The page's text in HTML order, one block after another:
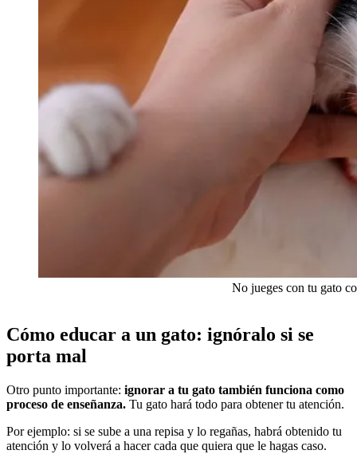
No jueges con tu gato
Cómo educar a un gato: ignóralo si se
porta mal
Otro punto importante: ignorar a tu gato también funciona como
proceso de enseñanza. Tu gato hará todo para obtener tu atención.
Por ejemplo: si se sube a una repisa y lo regañas, habrá obtenido tu
atención y lo volverá a hacer cada que quiera que le hagas caso.